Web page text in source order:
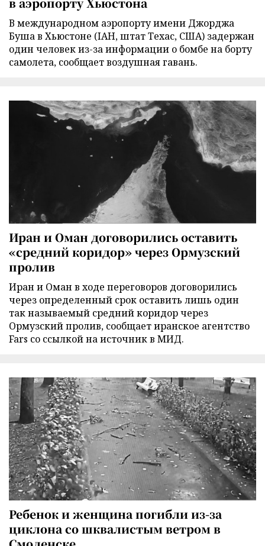
В международном аэропорту имени Джорджа
Буша в Хьюстоне (IAH, штат Техас, США) задержан
один человек из-за информации о бомбе на борту
самолета, сообщает воздушная гавань.
Иран и Оман договорились оставить
«средний коридор» через Ормузский
пролив
Иран и Оман в ходе переговоров договорились
через определенный срок оставить лишь один
так называемый средний коридор через
Ормузский пролив, сообщает иранское агентство
Fars со ссылкой на источник в МИД.
Ребенок и женщина погибли из-за
циклона со шквалистым ветром в